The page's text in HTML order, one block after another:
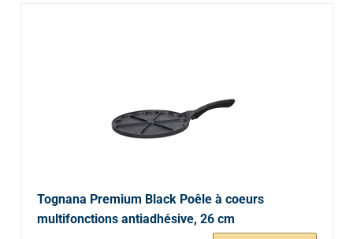
Tognana Premium Black Poêle à coeurs
multifonctions antiadhésive, 26 cm